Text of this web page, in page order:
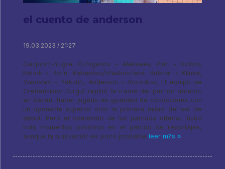
el cuento de anderson
19.03.2023 / 21:27
Gazprom-Yugra: Ozhiganov - Alekseev, Piún - Kirillov,
Katich - Botín, Kabeshov/VlaskovZenit: Kobzar - Kliuka,
Yakovlev - Yakutín, Anderson - Voronkov, El equipo de
Grebennikov Surgut repitió la trama del partido anterior
en Kazan, haber jugado en igualdad de condiciones con
un oponente superior solo la primera mitad del set de
debut. Pero el contenido de los partidos difería., hubo
más momentos positivos en el partido de reportajes,
aunque la puntuación es poco probable leer m?s »